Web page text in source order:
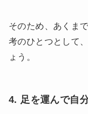
そのため、あくま
考のひとつとして
ょう。
4. 足を運んで自